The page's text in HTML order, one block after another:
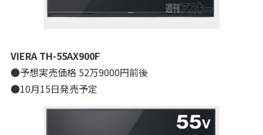
VIERA TH-55AX900F
●予想実売価格 52万9000円前後
●10月15日発売予定